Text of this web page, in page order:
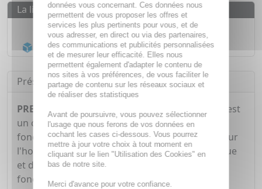
La livraison
Livraison gratuite dès55€
Acheminement Chronoposten 24h*
Présentation
PRESCRIPTION NATURE Prostadim 30 gélules
est
un complément alimentaire qui contribue au
fonctionnement normal du système urinaire pour
l'homme grâce à la présence du Prunier d'Afrique
et du Palmier nain. La Grande Ortie favorise les
fonctions excrétrices du rein.
données vous concernant. Ces données nous
permettent de vous proposer les offres et
services les plus pertinents pour vous, et de
vous adresser, en direct ou via des partenaires,
des communications et publicités personnalisées
et de mesurer leur efficacité. Elles nous
permettent également d'adapter le contenu de
nos sites à vos préférences, de vous faciliter le
partage de contenu sur les réseaux sociaux et
de réaliser des statistiques
Avant de poursuivre, vous pouvez sélectionner
l'usage que nous ferons de vos données en
cochant les cases ci-dessous. Vous pourrez
mettre à jour votre choix à tout moment en
cliquant sur le lien "Utilisation des Cookies" en
bas de notre site.
Merci d'avance pour votre confiance.